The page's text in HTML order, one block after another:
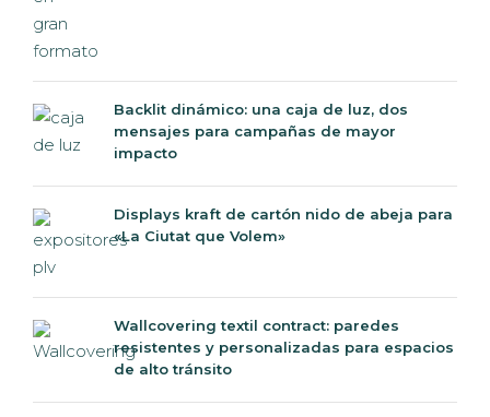
Backlit dinámico: una caja de luz, dos
mensajes para campañas de mayor
impacto
Displays kraft de cartón nido de abeja para
«La Ciutat que Volem»
Wallcovering textil contract: paredes
resistentes y personalizadas para espacios
de alto tránsito